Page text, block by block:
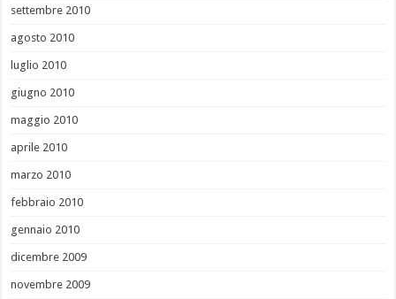
settembre 2010
agosto 2010
luglio 2010
giugno 2010
maggio 2010
aprile 2010
marzo 2010
febbraio 2010
gennaio 2010
dicembre 2009
novembre 2009